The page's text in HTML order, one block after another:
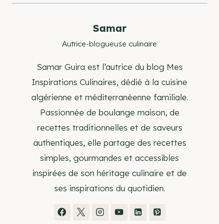
Samar
Autrice-blogueuse culinaire
Samar Guira est l’autrice du blog Mes
Inspirations Culinaires, dédié à la cuisine
algérienne et méditerranéenne familiale.
Passionnée de boulange maison, de
recettes traditionnelles et de saveurs
authentiques, elle partage des recettes
simples, gourmandes et accessibles
inspirées de son héritage culinaire et de
ses inspirations du quotidien.